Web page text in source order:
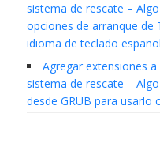
sistema de rescate –
opciones de arranque de
idioma de teclado español
Agregar extensiones
sistema de rescate –
desde GRUB para